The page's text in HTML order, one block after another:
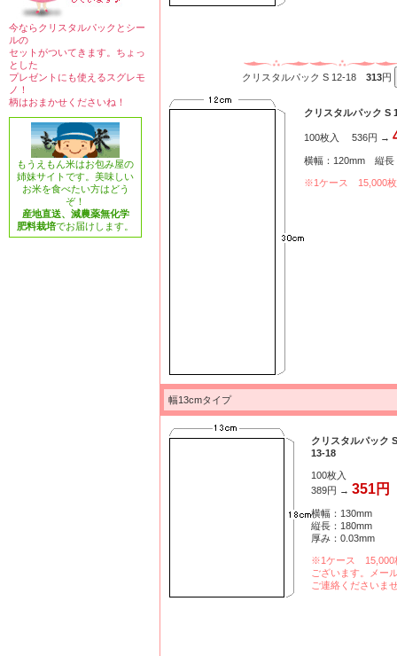
今ならクリスタルパックとシー
ルの
セットがついてきます。ちょっ
とした
プレゼントにも使えるスグレモ
ノ！
柄はおまかせくださいね！
もうえもん米はお包み屋の
姉妹サイトです。美味しい
お米を食べたい方はどう
ぞ！
産地直送、減農薬無化学
肥料栽培でお届けします。
クリスタルパック S 12-18 313円
クリスタルパック S
100枚入 536円 →
横幅：120mm 縦長
※1ケース 15,000枚
幅13cmタイプ
クリスタルパック S
13-18
100枚入
389円 → 351円
横幅：130mm
縦長：180mm
厚み：0.03mm
※1ケース 15,000
ございます。メー
ご連絡くださいま